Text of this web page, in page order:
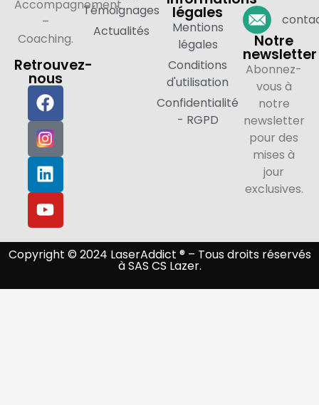
Accompagnement
–
Coaching.
Retrouvez-
nous
Témoignages
Actualités
légales
Mentions
légales
Conditions
d'utilisation
Confidentialité
- RGPD
Notre
newsletter
Abonnez-
vous à
notre
newsletter
pour des
mises à
jour
exclusives.
Copyright © 2024 LaserAddict ® – Tous droits réservés
à SAS CS Lazer.